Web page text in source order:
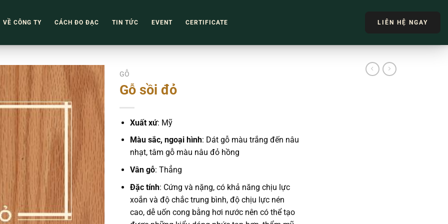
VỀ CÔNG TY CÁCH ĐO ĐẠC TIN TỨC EVENT CERTIFICATE LIÊN HỆ NGAY
GỖ
Gỗ sồi đỏ
Xuất xứ: Mỹ
Màu sắc, ngoại hình: Dát gỗ màu trắng đến nâu
nhạt, tâm gỗ màu nâu đỏ hồng
Vân gỗ: Thẳng
Đặc tính: Cứng và nặng, có khả năng chịu lực
xoắn và độ chắc trung bình, độ chịu lực nén
cao, dễ uốn cong bằng hơi nước nên có thể tạo